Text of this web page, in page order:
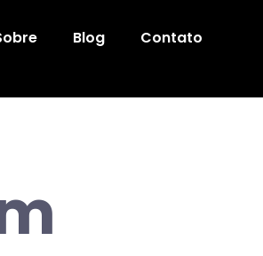
Blog Contato